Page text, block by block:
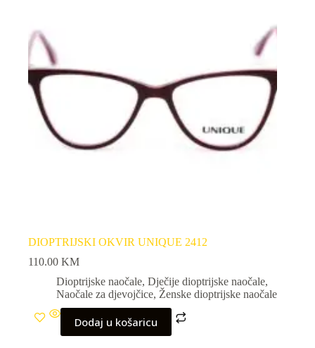
DIOPTRIJSKI OKVIR UNIQUE 2412
110.00 KM
Dioptrijske naočale, Dječije dioptrijske naočale,
Naočale za djevojčice, Ženske dioptrijske naočale
Dodaj u košaricu